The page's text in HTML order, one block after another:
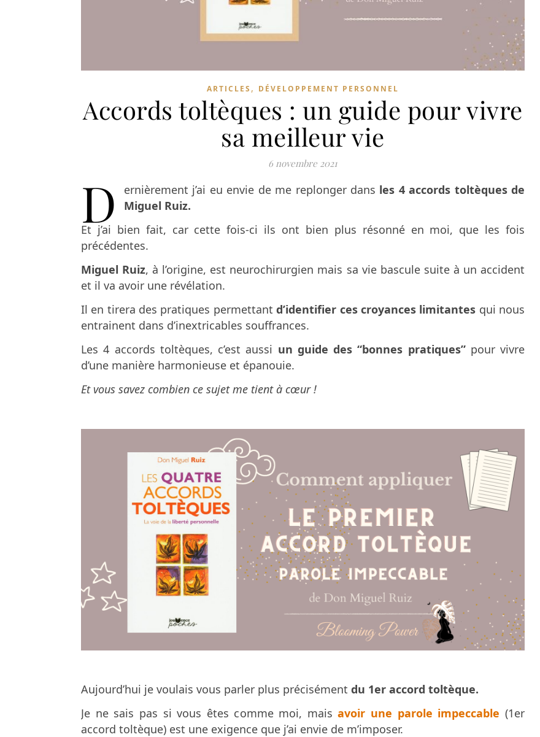
ARTICLES , DÉVELOPPEMENT PERSONNEL
Accords toltèques : un guide pour vivre
sa meilleur vie
6 novembre 2021
D ernièrement j’ai eu envie de me replonger dans les 4 accords toltèques de
Miguel Ruiz.
Et j’ai bien fait, car cette fois-ci ils ont bien plus résonné en moi, que les fois
précédentes.
Miguel Ruiz, à l’origine, est neurochirurgien mais sa vie bascule suite à un accident
et il va avoir une révélation.
Il en tirera des pratiques permettantd’identifier ces croyances limitantes qui nous
entrainent dans d’inextricables souffrances.
Les 4 accords toltèques, c’est aussi un guide des “bonnes pratiques”pour vivre
d’une manière harmonieuse et épanouie.
Et vous savez combien ce sujet me tient à cœur !
Aujourd’hui je voulais vous parler plus précisément du 1er accord toltèque.
Je ne sais pas si vous êtes comme moi, maisavoir une parole impeccable (1er
accord toltèque) est une exigence que j’ai envie de m’imposer.